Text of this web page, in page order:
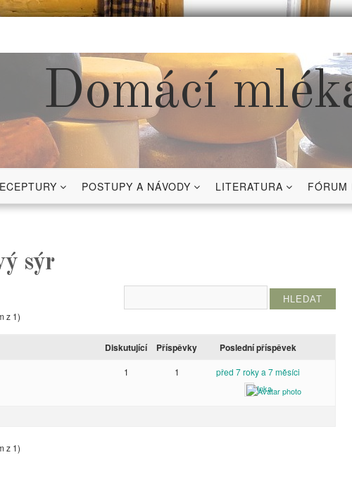
Domácí
POSTUPY A NÁVODY LITERATURA FÓRUM
sýr
z 1)
Diskutující Příspěvky Poslední příspěvek
1 1 před 7 roky a 7 měsíci
Inka
z 1)